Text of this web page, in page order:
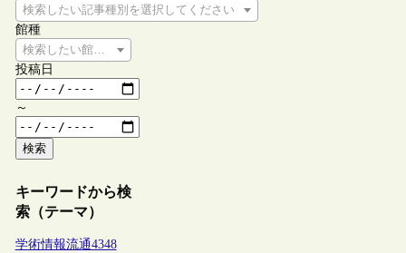
検索したい記事種別を選択してください
館種
検索したい館種を選択してください
投稿日
～
検索
キーワードから検
索（テーマ）
学術情報流通4348